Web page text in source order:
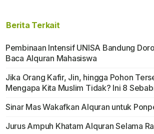
Berita Terkait
Pembinaan Intensif UNISA Bandung
Baca Alquran Mahasiswa
Jika Orang Kafir, Jin, hingga Pohon
Mengapa Kita Muslim Tidak? Ini 8
Sinar Mas Wakafkan Alquran untuk
Jurus Ampuh Khatam Alquran Selama